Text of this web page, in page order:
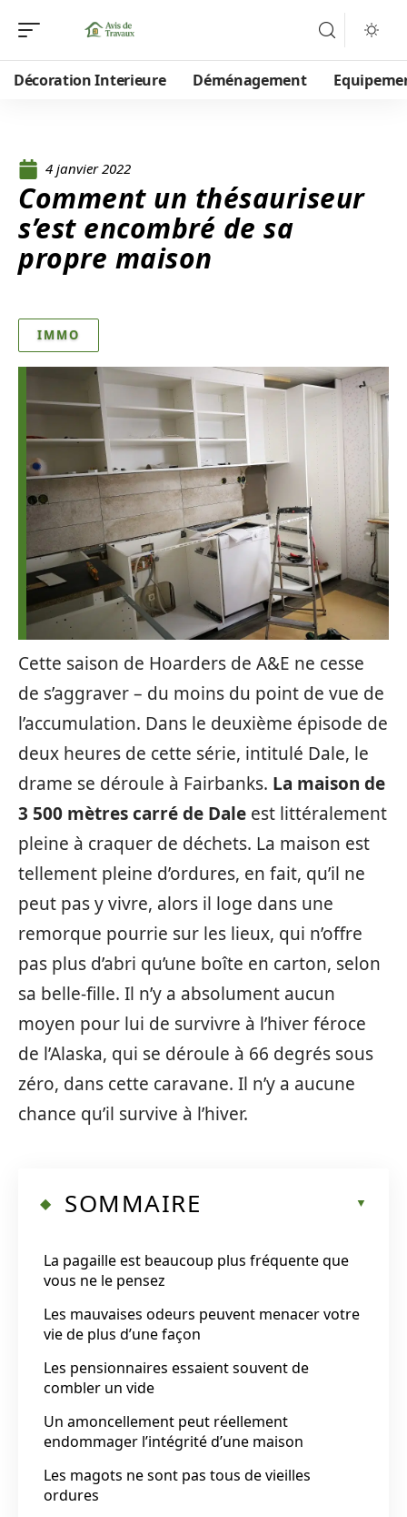
Décoration Interieure Déménagement
4 janvier 2022
Comment un thésauriseur
s’est encombré de sa
propre maison
IMMO
Cette saison de Hoarders de A&E ne cesse
de s’aggraver – du moins du point de vue de
l’accumulation. Dans le deuxième épisode de
deux heures de cette série, intitulé Dale, le
drame se déroule à Fairbanks. La maison de
3 500 mètres carré de Dale est littéralement
pleine à craquer de déchets. La maison est
tellement pleine d’ordures, en fait, qu’il ne
peut pas y vivre, alors il loge dans une
remorque pourrie sur les lieux, qui n’offre
pas plus d’abri qu’une boîte en carton, selon
sa belle-fille. Il n’y a absolument aucun
moyen pour lui de survivre à l’hiver féroce
de l’Alaska, qui se déroule à 66 degrés sous
zéro, dans cette caravane. Il n’y a aucune
chance qu’il survive à l’hiver.
SOMMAIRE
La pagaille est beaucoup plus fréquente que
vous ne le pensez
Les mauvaises odeurs peuvent menacer votre
vie de plus d’une façon
Les pensionnaires essaient souvent de
combler un vide
Un amoncellement peut réellement
endommager l’intégrité d’une maison
Les magots ne sont pas tous de vieilles
ordures